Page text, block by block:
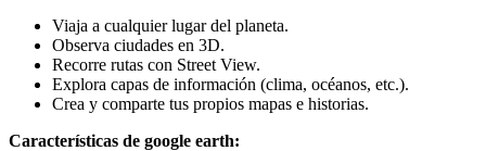
Viaja a cualquier lugar del planeta.
Observa ciudades en 3D.
Recorre rutas con Street View.
Explora capas de información (clima, océanos, etc.).
Crea y comparte tus propios mapas e historias.
Características de google earth: